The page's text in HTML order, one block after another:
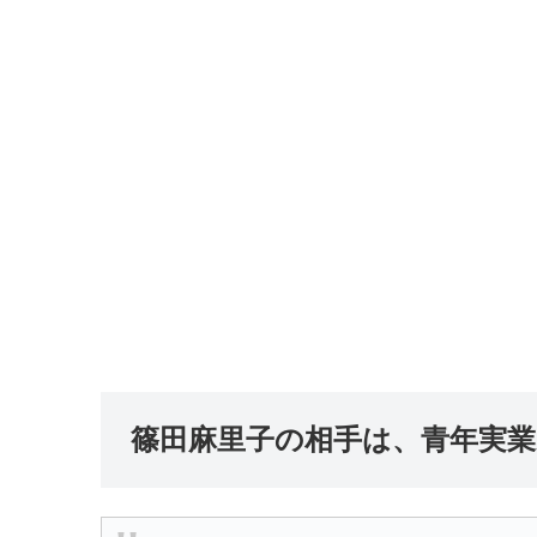
篠田麻里子の相手は、青年実